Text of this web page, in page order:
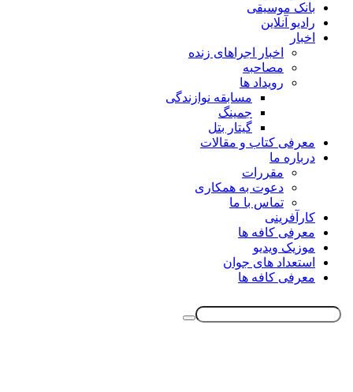
بانک موسیقی
رادیو آنلاین
اخبار
اخبار اجراهای زنده
مصاحبه
رویداد ها
مسابقه نوازندگی
جمینگ
گیتار بتل
معرفی کتاب و مقالات
درباره ما
مقررات
دعوت به همکاری
تماس با ما
کارآفرینی
معرفی کافه ها
موزیک ویدیو
استعداد های جوان
معرفی کافه ها